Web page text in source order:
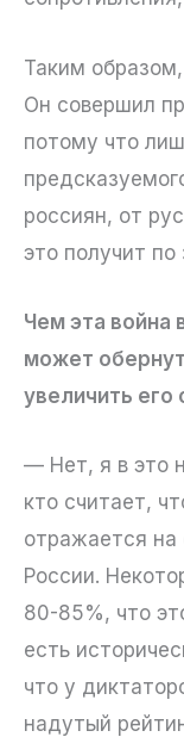
Таким
Он совершил
потому что
россиян, от
это получит по
Чем эта война
может
увеличить его
— Нет, я в это
кто считает,
отражается на
России.
80-85%, что
есть
что у
надутый